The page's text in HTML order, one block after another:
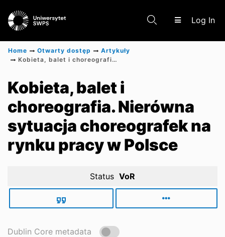
Log In
Scientific research results
Home Otwarty dostęp
Artykuły
Kobieta, balet i choreografia. Nierówna sytuacja choreografek na rynku pracy w Polsce
Kobieta, balet i
choreografia. Nierówna
sytuacja choreografek na
rynku pracy w Polsce
Status VoR
Dublin Core metadata